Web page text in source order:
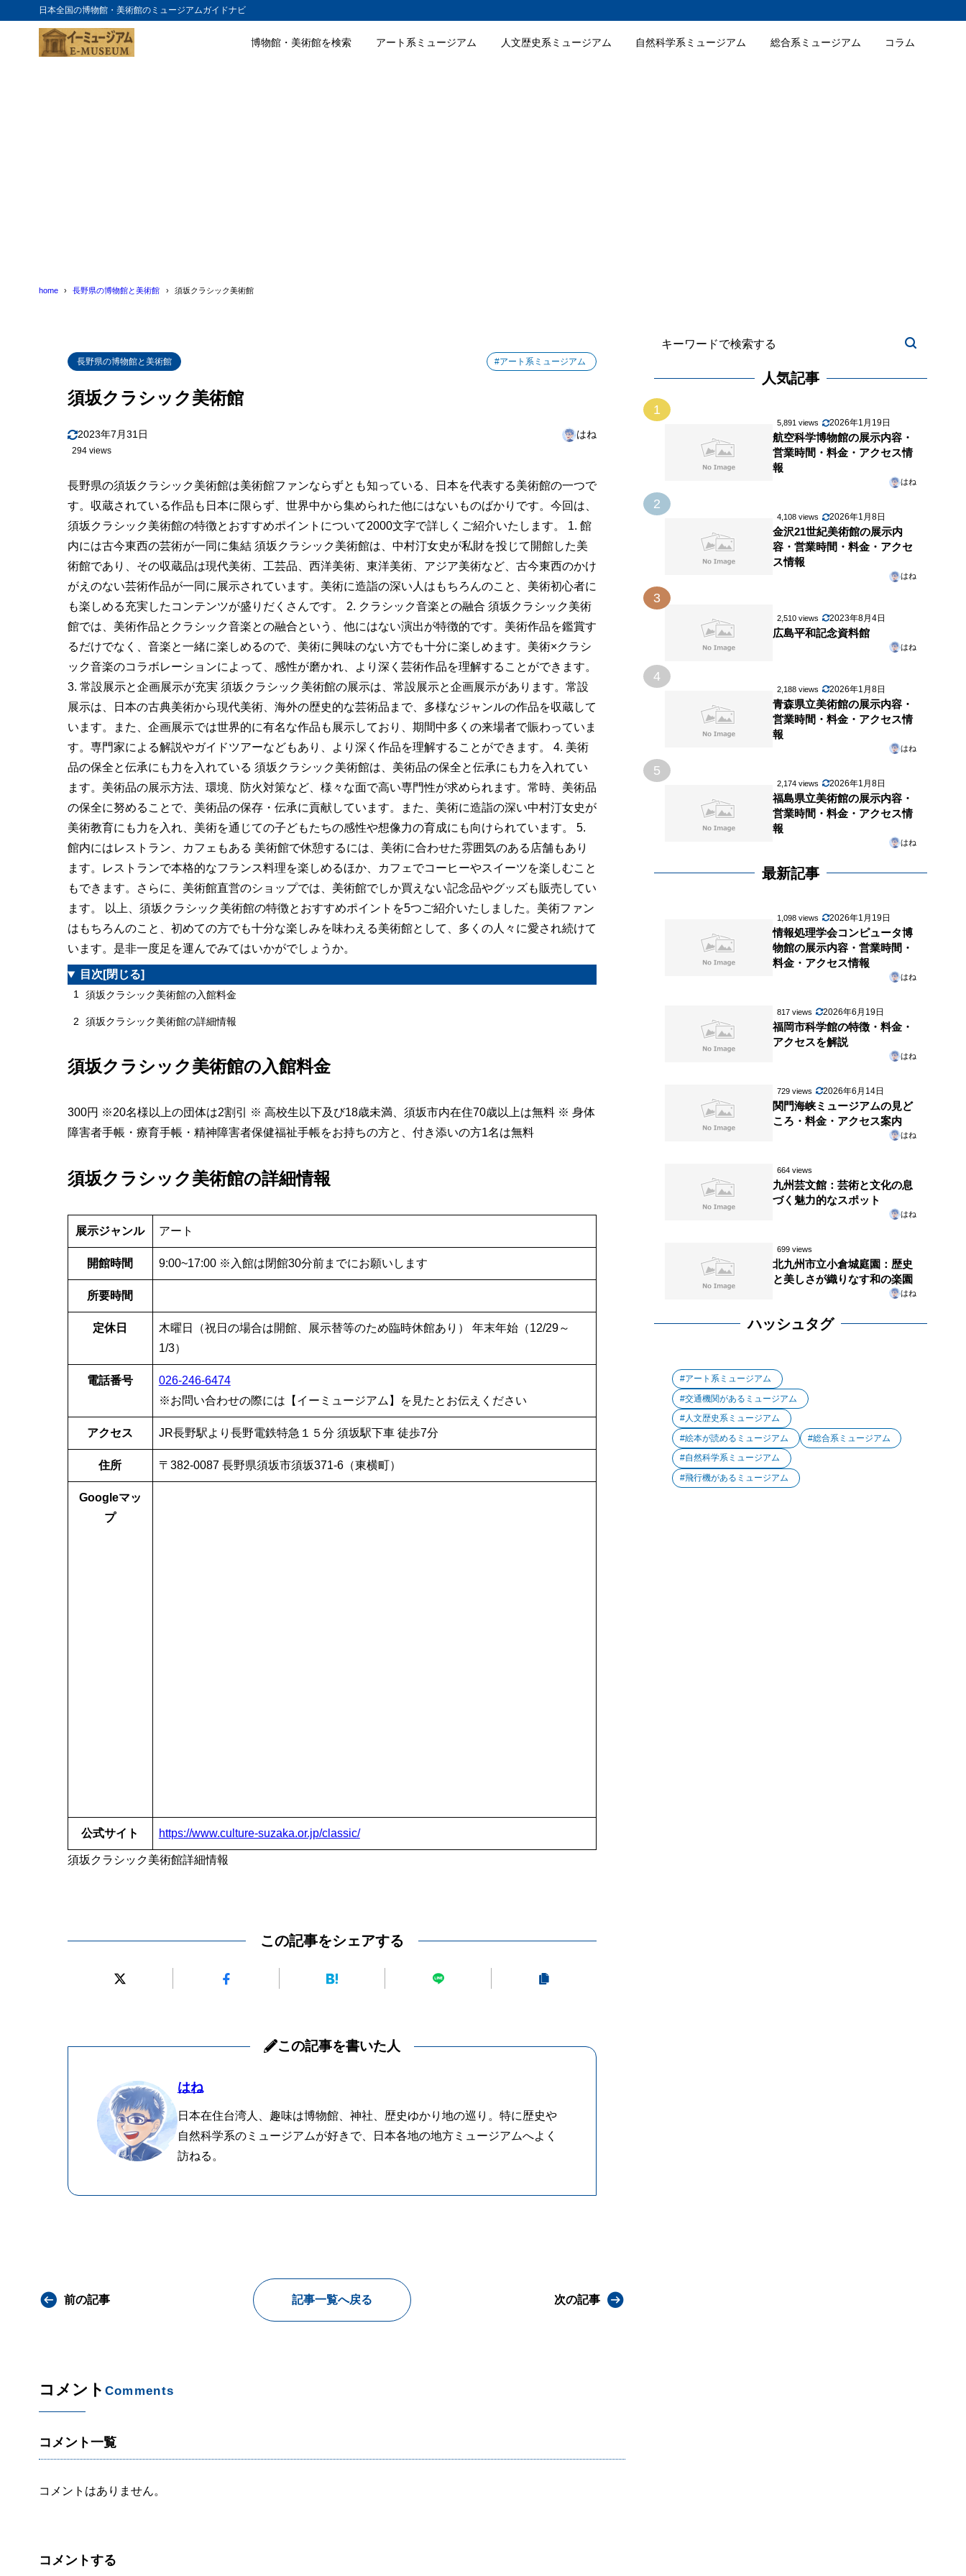
日本全国の博物館・美術館のミュージアムガイドナビ
博物館・美術館を検索 アート系ミュージアム 人文歴史系ミュージアム 自然科学系ミュージアム 総合系ミュージアム コラム
home 長野県の博物館と美術館 須坂クラシック美術館
長野県の博物館と美術館 #アート系ミュージアム
須坂クラシック美術館
2023年7月31日 はね
294 views
長野県の須坂クラシック美術館は美術館ファンならずとも知っている、日本を代表する美術館の一つで
す。収蔵されている作品も日本に限らず、世界中から集められた他にはないものばかりです。今回は、
須坂クラシック美術館の特徴とおすすめポイントについて2000文字で詳しくご紹介いたします。 1. 館
内には古今東西の芸術が一同に集結 須坂クラシック美術館は、中村汀女史が私財を投じて開館した美
術館であり、その収蔵品は現代美術、工芸品、西洋美術、東洋美術、アジア美術など、古今東西のかけ
がえのない芸術作品が一同に展示されています。美術に造詣の深い人はもちろんのこと、美術初心者に
も楽しめる充実したコンテンツが盛りだくさんです。 2. クラシック音楽との融合 須坂クラシック美術
館では、美術作品とクラシック音楽との融合という、他にはない演出が特徴的です。美術作品を鑑賞す
るだけでなく、音楽と一緒に楽しめるので、美術に興味のない方でも十分に楽しめます。美術×クラシ
ック音楽のコラボレーションによって、感性が磨かれ、より深く芸術作品を理解することができます。
3. 常設展示と企画展示が充実 須坂クラシック美術館の展示は、常設展示と企画展示があります。常設
展示は、日本の古典美術から現代美術、海外の歴史的な芸術品まで、多様なジャンルの作品を収蔵して
います。また、企画展示では世界的に有名な作品も展示しており、期間中多くの来場者で賑わっていま
す。専門家による解説やガイドツアーなどもあり、より深く作品を理解することができます。 4. 美術
品の保全と伝承にも力を入れている 須坂クラシック美術館は、美術品の保全と伝承にも力を入れてい
ます。美術品の展示方法、環境、防火対策など、様々な面で高い専門性が求められます。常時、美術品
の保全に努めることで、美術品の保存・伝承に貢献しています。また、美術に造詣の深い中村汀女史が
美術教育にも力を入れ、美術を通じての子どもたちの感性や想像力の育成にも向けられています。 5.
館内にはレストラン、カフェもある 美術館で休憩するには、美術に合わせた雰囲気のある店舗もあり
ます。レストランで本格的なフランス料理を楽しめるほか、カフェでコーヒーやスイーツを楽しむこと
もできます。さらに、美術館直営のショップでは、美術館でしか買えない記念品やグッズも販売してい
ます。 以上、須坂クラシック美術館の特徴とおすすめポイントを5つご紹介いたしました。美術ファン
はもちろんのこと、初めての方でも十分な楽しみを味わえる美術館として、多くの人々に愛され続けて
います。是非一度足を運んでみてはいかがでしょうか。
目次 [閉じる]
1 須坂クラシック美術館の入館料金
2 須坂クラシック美術館の詳細情報
須坂クラシック美術館の入館料金
300円 ※20名様以上の団体は2割引 ※ 高校生以下及び18歳未満、須坂市内在住70歳以上は無料 ※ 身体
障害者手帳・療育手帳・精神障害者保健福祉手帳をお持ちの方と、付き添いの方1名は無料
須坂クラシック美術館の詳細情報
展示ジャンル アート
開館時間 9:00~17:00 ※入館は閉館30分前までにお願いします
所要時間
定休日
木曜日（祝日の場合は開館、展示替等のため臨時休館あり） 年末年始（12/29～
1/3）
電話番号
026-246-6474
※お問い合わせの際には【イーミュージアム】を見たとお伝えください
アクセス JR長野駅より長野電鉄特急１５分 須坂駅下車 徒歩7分
住所 〒382-0087 長野県須坂市須坂371-6（東横町）
Googleマッ
プ
公式サイト https://www.culture-suzaka.or.jp/classic/
須坂クラシック美術館詳細情報
この記事をシェアする
この記事を書いた人
はね
日本在住台湾人、趣味は博物館、神社、歴史ゆかり地の巡り。特に歴史や
自然科学系のミュージアムが好きで、日本各地の地方ミュージアムへよく
訪ねる。
前の記事 記事一覧へ戻る 次の記事
コメント Comments
コメント一覧
コメントはありません。
コメントする
人気記事
1
5,891 views 2026年1月19日
航空科学博物館の展示内容・
営業時間・料金・アクセス情
報
はね
2
4,108 views 2026年1月8日
金沢21世紀美術館の展示内
容・営業時間・料金・アクセ
ス情報
はね
3
2,510 views 2023年8月4日
広島平和記念資料館
はね
4
2,188 views 2026年1月8日
青森県立美術館の展示内容・
営業時間・料金・アクセス情
報
はね
5
2,174 views 2026年1月8日
福島県立美術館の展示内容・
営業時間・料金・アクセス情
報
はね
最新記事
1,098 views 2026年1月19日
情報処理学会コンピュータ博
物館の展示内容・営業時間・
料金・アクセス情報
はね
817 views 2026年6月19日
福岡市科学館の特徴・料金・
アクセスを解説
はね
729 views 2026年6月14日
関門海峡ミュージアムの見ど
ころ・料金・アクセス案内
はね
664 views
九州芸文館：芸術と文化の息
づく魅力的なスポット
はね
699 views
北九州市立小倉城庭園：歴史
と美しさが織りなす和の楽園
はね
ハッシュタグ
アート系ミュージアム
交通機関があるミュージアム
人文歴史系ミュージアム
絵本が読めるミュージアム
総合系ミュージアム
自然科学系ミュージアム
飛行機があるミュージアム
目次